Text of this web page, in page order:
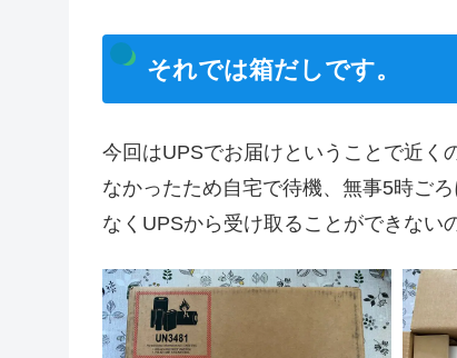
それでは箱だしです。
今回はUPSでお届けということで近く
なかったため自宅で待機、無事5時ご
なくUPSから受け取ることができない